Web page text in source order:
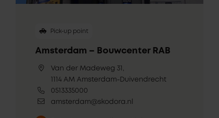
Pick-up point
Amsterdam – Bouwcenter RAB
Van der Madeweg 31,
1114 AM Amsterdam-Duivendrecht
0513335000
amsterdam@skodora.nl